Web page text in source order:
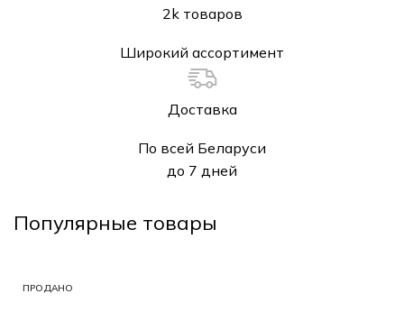
2k товаров
Широкий ассортимент
Доставка
По всей Беларуси
до 7 дней
Популярные товары
ПРОДАНО
ПРОДАНО
ПРОДАНО
ПРОДАНО